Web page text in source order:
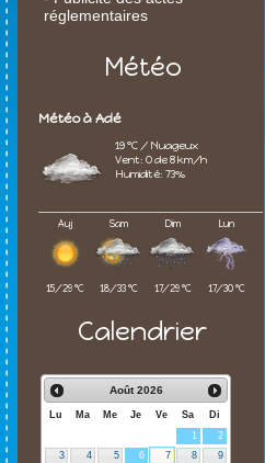
réglementaires
Météo
Météo à Adé
19 °C / Nuageux
Vent: O de 8 km/h
Humidité: 73%
Auj
15/29 °C
Sam
18/33 °C
Dim
17/29 °C
Lun
17/30 °C
Calendrier
Août 2026
Lu Ma Me Je Ve Sa
Di
1
2
3
4 5 6 7 8
9